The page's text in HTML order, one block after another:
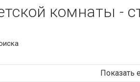
комнаты -
Показать